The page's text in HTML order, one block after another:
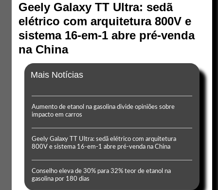
Geely Galaxy TT Ultra: sedã
elétrico com arquitetura 800V e
sistema 16-em-1 abre pré-venda
na China
Mais Notícias
Aumento de etanol na gasolina divide opiniões sobre
impacto em carros
Geely Galaxy TT Ultra: sedã elétrico com arquitetura
800V e sistema 16-em-1 abre pré-venda na China
Conselho eleva de 30% para 32% teor de etanol na
gasolina por 180 dias